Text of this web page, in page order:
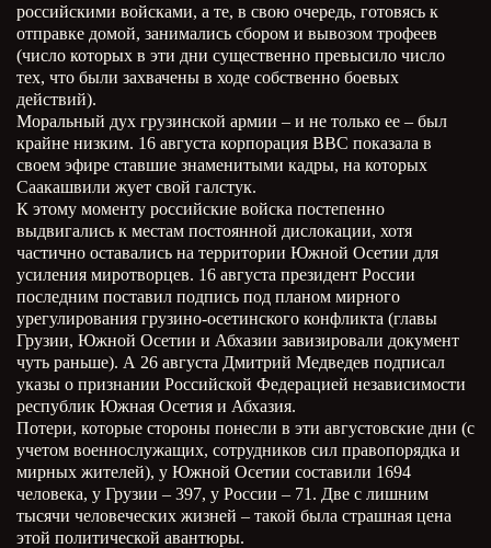
российскими войсками, а те, в свою очередь, готовясь к
отправке домой, занимались сбором и вывозом трофеев
(число которых в эти дни существенно превысило число
тех, что были захвачены в ходе собственно боевых
действий).
Моральный дух грузинской армии – и не только ее – был
крайне низким. 16 августа корпорация ВВС показала в
своем эфире ставшие знаменитыми кадры, на которых
Саакашвили жует свой галстук.
К этому моменту российские войска постепенно
выдвигались к местам постоянной дислокации, хотя
частично оставались на территории Южной Осетии для
усиления миротворцев. 16 августа президент России
последним поставил подпись под планом мирного
урегулирования грузино-осетинского конфликта (главы
Грузии, Южной Осетии и Абхазии завизировали документ
чуть раньше). А 26 августа Дмитрий Медведев подписал
указы о признании Российской Федерацией независимости
республик Южная Осетия и Абхазия.
Потери, которые стороны понесли в эти августовские дни (с
учетом военнослужащих, сотрудников сил правопорядка и
мирных жителей), у Южной Осетии составили 1694
человека, у Грузии – 397, у России – 71. Две с лишним
тысячи человеческих жизней – такой была страшная цена
этой политической авантюры.